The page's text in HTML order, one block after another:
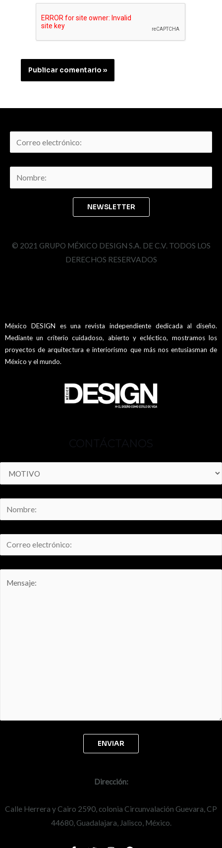
© 2021 GRUPO MÉXICO DESIGN S.A. DE C.V. TODOS LOS
DERECHOS RESERVADOS
México DESIGN es una revista independiente dedicada al diseño.
Mediante un criterio cuidadoso, abierto y ecléctico, mostramos los
proyectos de arquitectura e interiorismo que más nos entusiasman de
México y el mundo.
CONTÁCTANOS
Dirección:
Calle Herrera y Cairo 2590, colonia Circunvalación Guevara, CP
44680, Guadalajara, Jalisco, México.